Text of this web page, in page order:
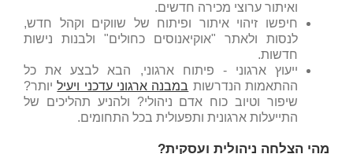
ואיתור ערוצי מכירה חדשים.
חיפשו זיהוי איתור ופיתוח של שווקים וקהל חדש,
לנסות ולאתר "אוקיאנוסים כחולים" ולבנות נישות
חדשות.
ייעוץ ארגוני - פיתוח ארגוני, הבא לבצע את כל
ההתאמות הנדרשות במבנה ארגוני עדכני ויעיליותר?
שיפור וטיוב כוח אדם ניהולי? ולהניע תהליכים של
התייעלות ארגונית ותפעולית בכל התחומים.
מהי הצלחה ניהולית ועסקית?